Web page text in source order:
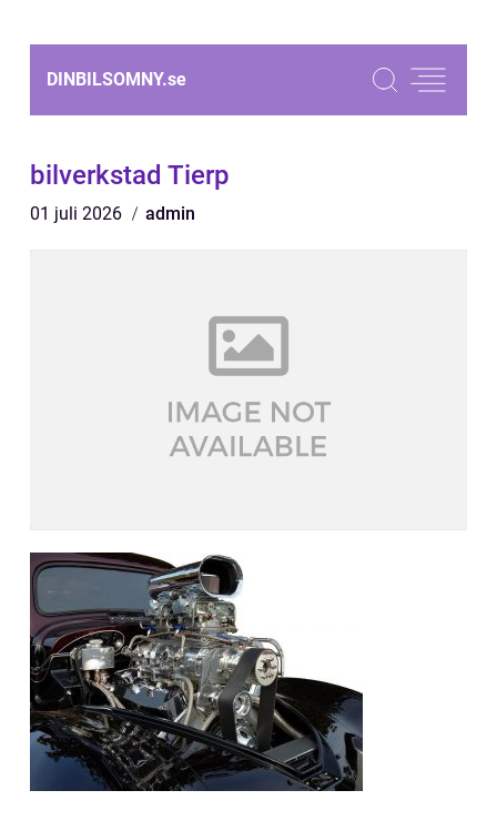
DINBILSOMNY.se
bilverkstad Tierp
01 juli 2026 admin